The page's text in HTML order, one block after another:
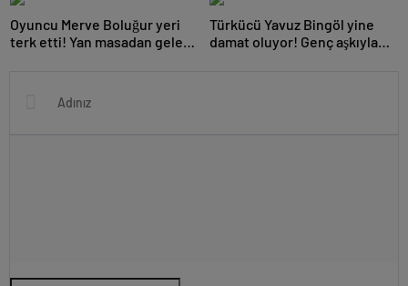
Oyuncu Merve Boluğur yeri
terk etti! Yan masadan gelen
Türkücü Yavuz Bingöl yine
damat oluyor! Genç aşkıyla